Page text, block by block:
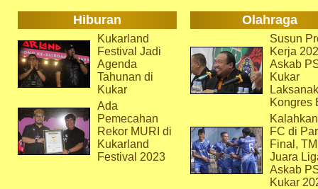
Hiburan Olahraga
Kukarland
Festival Jadi
Agenda
Tahunan di
Kukar
Ada
Pemecahan
Rekor MURI di
Kukarland
Festival 2023
Susun
Kerja
Askab
Kukar
Kongres
FC di
Final,
Juara
Askab
Kukar